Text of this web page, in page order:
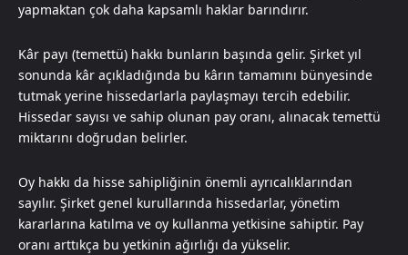
yapmaktan çok daha kapsamlı haklar barındırır.
Kâr payı (temettü) hakkı bunların başında gelir. Şirket yıl
sonunda kâr açıkladığında bu kârın tamamını bünyesinde
tutmak yerine hissedarlarla paylaşmayı tercih edebilir.
Hissedar sayısı ve sahip olunan pay oranı, alınacak temettü
miktarını doğrudan belirler.
Oy hakkı da hisse sahipliğinin önemli ayrıcalıklarından
sayılır. Şirket genel kurullarında hissedarlar, yönetim
kararlarına katılma ve oy kullanma yetkisine sahiptir. Pay
oranı arttıkça bu yetkinin ağırlığı da yükselir.